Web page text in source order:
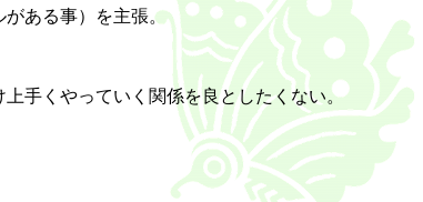
ある事）を主張。
手くやっていく関係を良としたくない。